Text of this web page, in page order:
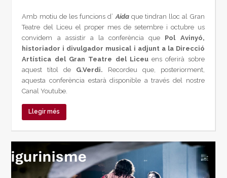
Amb motiu de les funcions d’ Aida que tindran lloc al Gran
Teatre del Liceu el proper mes de setembre i octubre us
convidem a assistir a la conferència que Pol Avinyó,
historiador i divulgador musical i adjunt a la Direcció
Artística del Gran Teatre del Liceuens oferirà sobre
aquest títol de G.Verdi. Recordeu que, posteriorment,
aquesta conferència estarà disponible a través del nostre
Canal Youtube.
Llegir més